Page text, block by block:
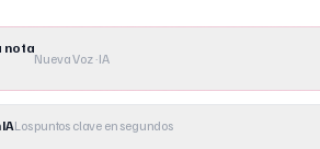
nota
Nueva Voz · IA
Los puntos clave en segundos